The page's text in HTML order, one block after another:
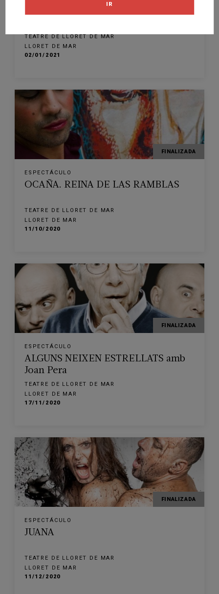
IR
TEATRE DE LLORET DE MAR
LLORET DE MAR
02/01/2021
FINALIZADA
ESPECTÁCULO
OCAÑA. REINA DE LAS RAMBLAS
TEATRE DE LLORET DE MAR
LLORET DE MAR
11/10/2020
FINALIZADA
ESPECTÁCULO
ALGUNS NEIXEN ESTRELLATS amb
Joan Pera
TEATRE DE LLORET DE MAR
LLORET DE MAR
17/11/2020
FINALIZADA
ESPECTÁCULO
JUANA
TEATRE DE LLORET DE MAR
LLORET DE MAR
11/12/2020